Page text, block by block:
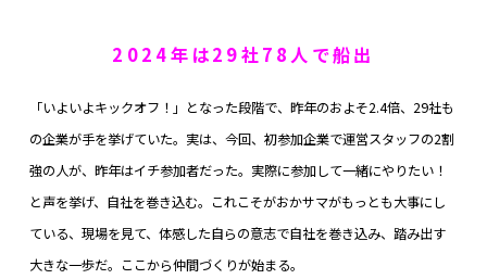
2024年は29社78人で船出
「いよいよキックオフ！」となった段階で、昨年のおよそ2.4倍、29社も
の企業が手を挙げていた。実は、今回、初参加企業で運営スタッフの2割
強の人が、昨年はイチ参加者だった。実際に参加して一緒にやりたい！
と声を挙げ、自社を巻き込む。これこそがおかサマがもっとも大事にし
ている、現場を見て、体感した自らの意志で自社を巻き込み、踏み出す
大きな一歩だ。ここから仲間づくりが始まる。